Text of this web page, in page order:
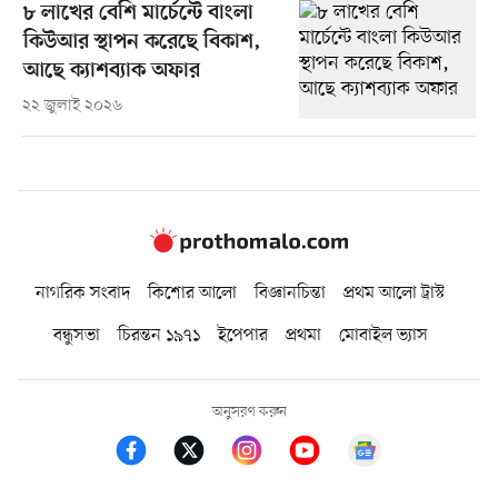
৮ লাখের বেশি মার্চেন্টে বাংলা
কিউআর স্থাপন করেছে বিকাশ,
আছে ক্যাশব্যাক অফার
২২ জুলাই ২০২৬
নাগরিক সংবাদ কিশোর আলো বিজ্ঞানচিন্তা
প্রথম আলো ট্রাস্ট
বন্ধুসভা
চিরন্তন ১৯৭১ ইপেপার প্রথমা মোবাইল ভ্যাস
অনুসরণ করুন